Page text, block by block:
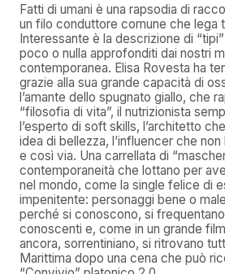
Fatti di umani è una rapsodia di
un filo conduttore comune che lega
Interessante è la descrizione di
poco o nulla approfonditi dai nostri
contemporanea. Elisa Rovesta ha
grazie alla sua grande capacità di
l’amante dello spugnato giallo, che
“filosofia di vita”, il nutrizionista
l’esperto di soft skills, l’architetto
idea di bellezza, l’influencer che
e così via. Una carrellata di
contemporaneità che lottano per
nel mondo, come la single felice di
impenitente: personaggi bene o
perché si conoscono, si
conoscenti e, come in un grande
ancora, sorrentiniano, si ritrovano
Marittima dopo una cena che può